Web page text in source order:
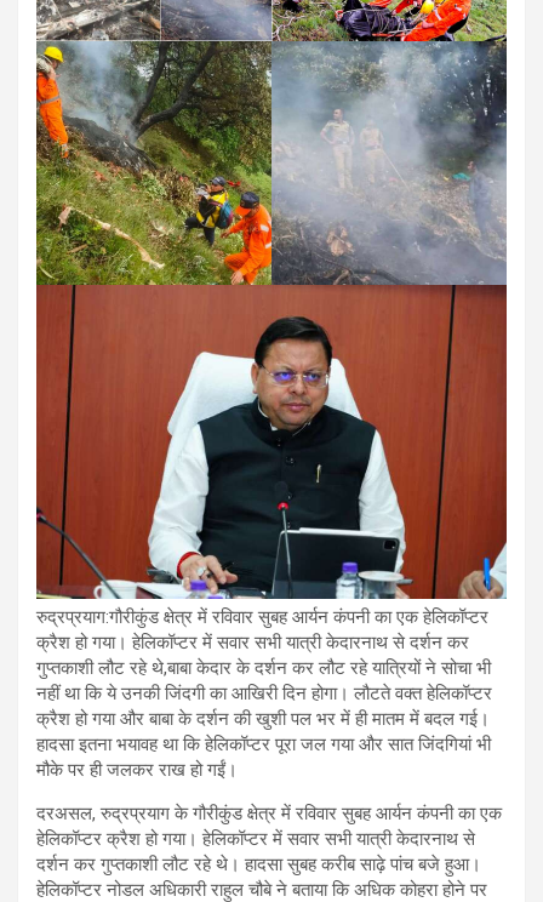
रुद्रप्रयाग:गौरीकुंड क्षेत्र में रविवार सुबह आर्यन कंपनी का एक हेलिकॉप्टर
क्रैश हो गया। हेलिकॉप्टर में सवार सभी यात्री केदारनाथ से दर्शन कर
गुप्तकाशी लौट रहे थे,बाबा केदार के दर्शन कर लौट रहे यात्रियों ने सोचा भी
नहीं था कि ये उनकी जिंदगी का आखिरी दिन होगा। लौटते वक्त हेलिकॉप्टर
क्रैश हो गया और बाबा के दर्शन की खुशी पल भर में ही मातम में बदल गई।
हादसा इतना भयावह था कि हेलिकॉप्टर पूरा जल गया और सात जिंदगियां भी
मौके पर ही जलकर राख हो गईं।
दरअसल, रुद्रप्रयाग के गौरीकुंड क्षेत्र में रविवार सुबह आर्यन कंपनी का एक
हेलिकॉप्टर क्रैश हो गया। हेलिकॉप्टर में सवार सभी यात्री केदारनाथ से
दर्शन कर गुप्तकाशी लौट रहे थे। हादसा सुबह करीब साढ़े पांच बजे हुआ।
हेलिकॉप्टर नोडल अधिकारी राहुल चौबे ने बताया कि अधिक कोहरा होने पर